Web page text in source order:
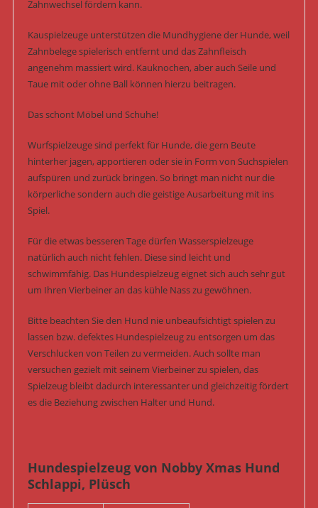
Zahnwechsel fördern kann.
Kauspielzeuge unterstützen die Mundhygiene der Hunde, weil
Zahnbelege spielerisch entfernt und das Zahnfleisch
angenehm massiert wird. Kauknochen, aber auch Seile und
Taue mit oder ohne Ball können hierzu beitragen.
Das schont Möbel und Schuhe!
Wurfspielzeuge sind perfekt für Hunde, die gern Beute
hinterher jagen, apportieren oder sie in Form von Suchspielen
aufspüren und zurück bringen. So bringt man nicht nur die
körperliche sondern auch die geistige Ausarbeitung mit ins
Spiel.
Für die etwas besseren Tage dürfen Wasserspielzeuge
natürlich auch nicht fehlen. Diese sind leicht und
schwimmfähig. Das Hundespielzeug eignet sich auch sehr gut
um Ihren Vierbeiner an das kühle Nass zu gewöhnen.
Bitte beachten Sie den Hund nie unbeaufsichtigt spielen zu
lassen bzw. defektes Hundespielzeug zu entsorgen um das
Verschlucken von Teilen zu vermeiden. Auch sollte man
versuchen gezielt mit seinem Vierbeiner zu spielen, das
Spielzeug bleibt dadurch interessanter und gleichzeitig fördert
es die Beziehung zwischen Halter und Hund.
Hundespielzeug von Nobby Xmas Hund
Schlappi, Plüsch